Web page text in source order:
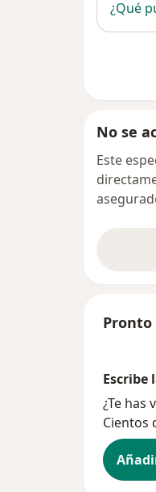
¿Qué
No se
Este
Pronto
Escribe
¿Te has
Cientos